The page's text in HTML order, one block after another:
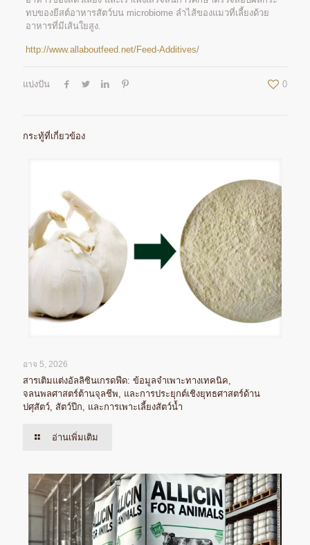
ทบของยีสต์อาหารสัตว์บน microbiome ลำไส้ของแมวที่เลี้ยงด้วย
อาหารที่มีเส้นใยสูง.
http://www.allaboutfeed.net/Feed-Additives/
แบ่งปัน 0
กระทู้ที่เกี่ยวข้อง
อาจ 5, 2026
สารเติมแต่งอัลลิซินเกรดฟีด: ข้อมูลจำเพาะทางเทคนิค,
จลนพลศาสตร์ต้านจุลชีพ, และการประยุกต์เชิงยุทธศาสตร์ด้าน
ปศุสัตว์, สัตว์ปีก, และการเพาะเลี้ยงสัตว์น้ำ
อ่านเพิ่มเติม